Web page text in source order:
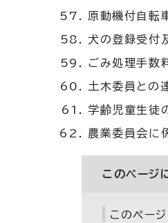
原動機付自転
犬の登録受付
ごみ処理手数
土木委員との
学齢児童生徒
農業委員会に
このページ
このペー